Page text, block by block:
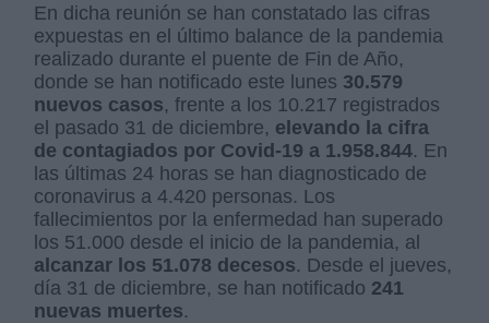
En dicha reunión se han constatado las cifras
expuestas en el último balance de la pandemia
realizado durante el puente de Fin de Año,
donde se han notificado este lunes 30.579
nuevos casos, frente a los 10.217 registrados
el pasado 31 de diciembre, elevando la cifra
de contagiados por Covid-19 a 1.958.844. En
las últimas 24 horas se han diagnosticado de
coronavirus a 4.420 personas. Los
fallecimientos por la enfermedad han superado
los 51.000 desde el inicio de la pandemia, al
alcanzar los 51.078 decesos. Desde el jueves,
día 31 de diciembre, se han notificado 241
nuevas muertes.